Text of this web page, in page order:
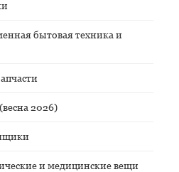
бытовая техника и
2026)
и медицинские вещи